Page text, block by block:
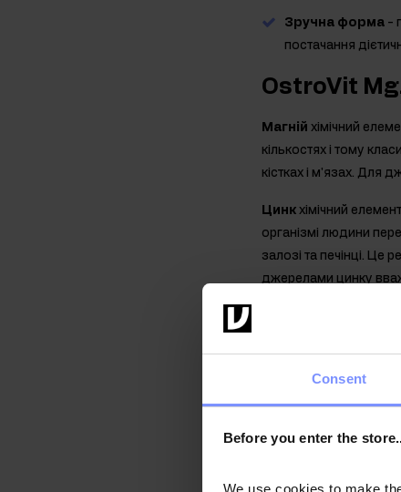
Consent
Before you enter the
We use cookies to make
Зручна форма -
постачання
OstroVit
Магній хімічний
кількостях і тому
кістках і м'язах. Для
Цинк хімічний
організмі людини
залозі та печінці. Це
джерелами цинку
Магнійсприяє
обміну. Магній також